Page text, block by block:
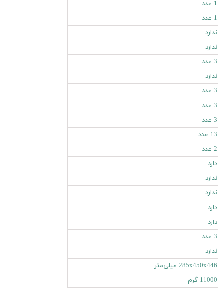
1 عدد
1 عدد
ندارد
ندارد
3 عدد
ندارد
3 عدد
3 عدد
3 عدد
13 عدد
2 عدد
دارد
ندارد
ندارد
دارد
دارد
3 عدد
ندارد
285x450x446 میلی‌متر
11000 گرم